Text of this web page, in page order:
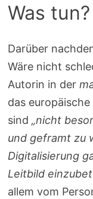
Was tun?
Darüber
Wäre nicht
Autorin in der
das
sind„nicht
und geframt zu
Digitalisierung
Leitbild
allem vom